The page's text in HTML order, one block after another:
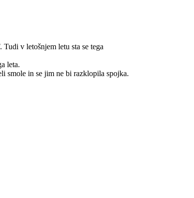
v letošnjem letu sta se tega
leta.
smole in se jim ne bi razklopila spojka.